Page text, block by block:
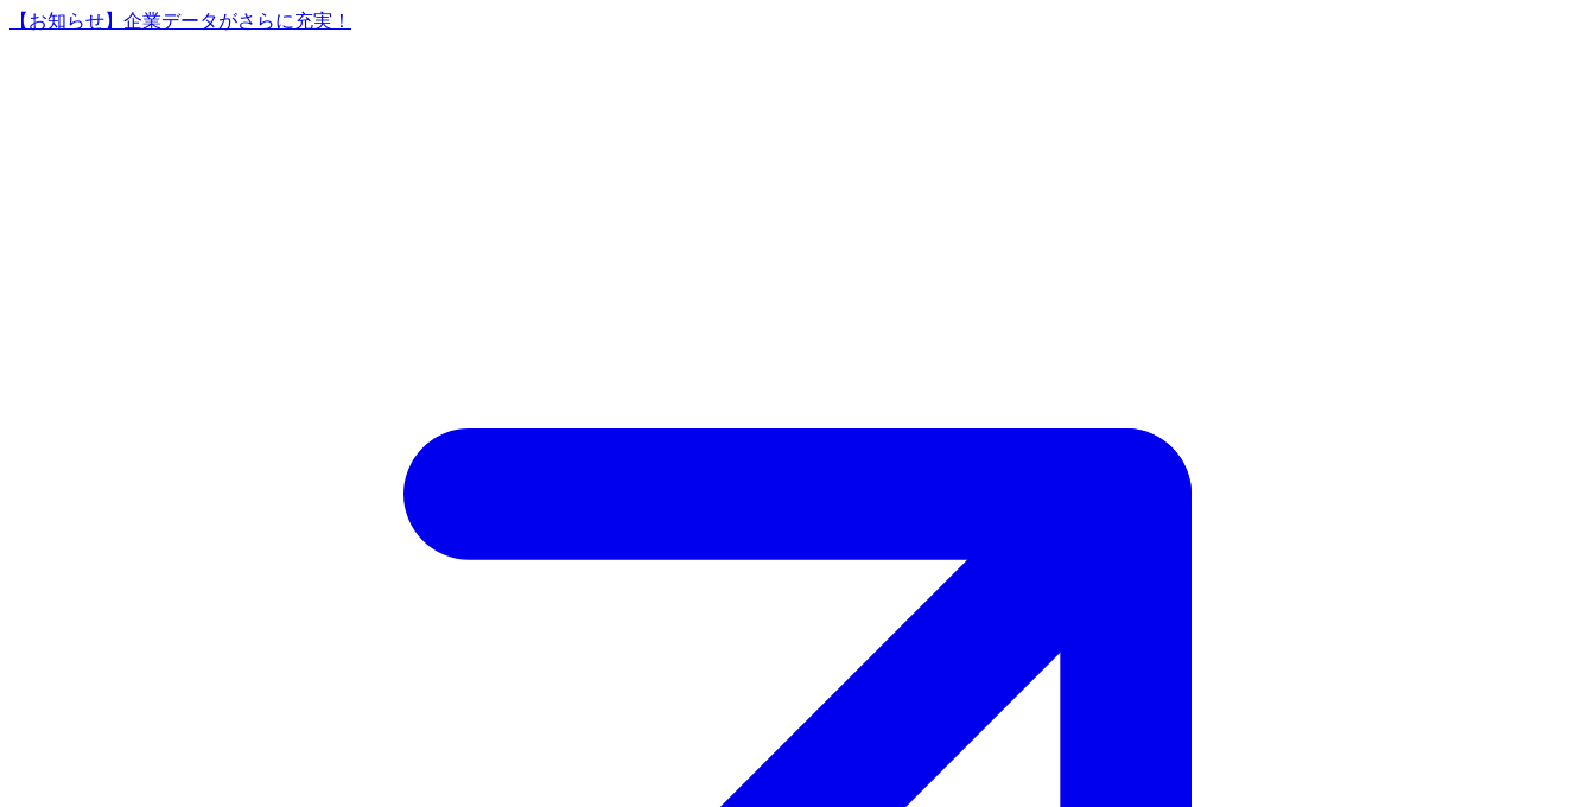
【お知らせ】企業データがさらに充実！